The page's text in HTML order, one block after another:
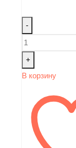
-
+
В корзину